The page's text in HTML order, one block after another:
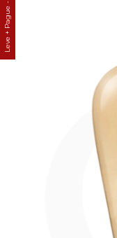
Leve + Pague -